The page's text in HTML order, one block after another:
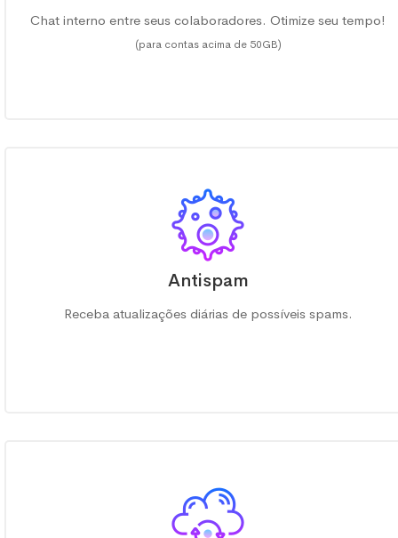
Chat interno entre seus colaboradores. Otimize seu tempo!
(para contas acima de 50GB)
Antispam
Receba atualizações diárias de possíveis spams.